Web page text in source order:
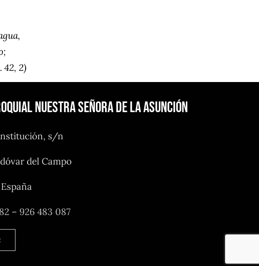
42, 2)
Nuestra Señora de la Asunción
s/n
del Campo
– 926 483 087